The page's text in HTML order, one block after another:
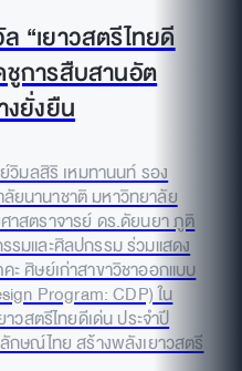
“เยาวสตรีไทยดี
ชูการสืบสานอัต
ยั่งยืน
วิมลสิริ เหมทานนท์ รอง
นานาชาติ มหาวิทยาลัย
สตราจารย์ ดร.ดัยนยา ภูติ
มและศิลปกรรม ร่วมแสดง
ศิษย์เก่าสาขาวิชาออกแบบ
Program: CDP) ใน
าวสตรีไทยดีเด่น ประจำปี
กษณ์ไทย สร้างพลังเยาวสตรี